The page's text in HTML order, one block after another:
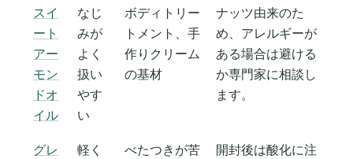
スイ
ート
アー
モン
ドオ
イル
なじ
みが
よく
扱い
やす
い
ボディトリー
トメント、手
作りクリーム
の基材
ナッツ由来のた
め、アレルギーが
ある場合は避ける
か専門家に相談し
ます。
グレ
軽く
べたつきが苦
開封後は酸化に注